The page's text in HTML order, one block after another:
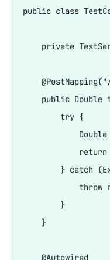
public class
private
public Double
try {
Double result
return
} catch
throw new
}
}
@Autowired